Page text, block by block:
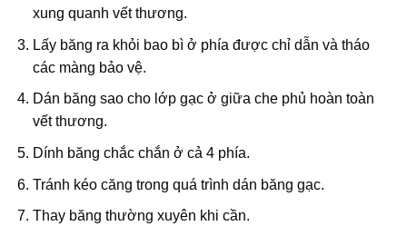
xung quanh vết thương.
Lấy băng ra khỏi bao bì ở phía được chỉ dẫn và tháo
các màng bảo vệ.
Dán băng sao cho lớp gạc ở giữa che phủ hoàn toàn
vết thương.
Dính băng chắc chắn ở cả 4 phía.
Tránh kéo căng trong quá trình dán băng gạc.
Thay băng thường xuyên khi cần.